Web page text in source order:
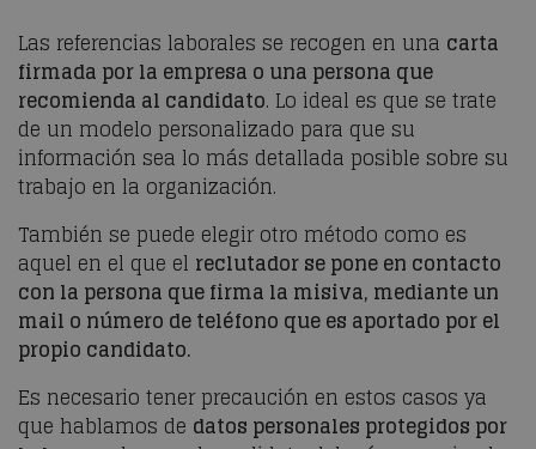
Las referencias laborales se recogen en una carta
firmada por la empresa o una persona que
recomienda al candidato. Lo ideal es que se trate
de un modelo personalizado para que su
información sea lo más detallada posible sobre su
trabajo en la organización.
También se puede elegir otro método como es
aquel en el que el reclutador se pone en contacto
con la persona que firma la misiva, mediante un
mail o número de teléfono que es aportado por el
propio candidato.
Es necesario tener precaución en estos casos ya
que hablamos de datos personales protegidos por